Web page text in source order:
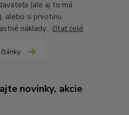
(ale aj to má
alebo si prvotinu
náklady... čítať celé
novinky, akcie